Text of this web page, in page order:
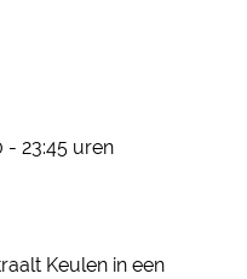
- 23:45 uren
Keulen in een